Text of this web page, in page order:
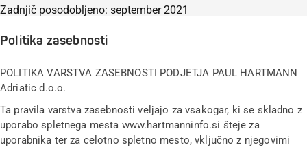
Zadnjič posodobljeno: september 2021
Politika zasebnosti
POLITIKA VARSTVA ZASEBNOSTI PODJETJA PAUL HARTMANN
Adriatic d.o.o.
Ta pravila varstva zasebnosti veljajo za vsakogar, ki se skladno z
uporabo spletnega mesta www.hartmanninfo.si šteje za
uporabnika ter za celotno spletno mesto, vključno z njegovimi